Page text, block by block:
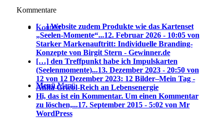
Kontakt
Menü Menü
Kommentare
[…] Website zudem Produkte wie das Kartenset
„Seelen-Momente“...12. Februar 2026 - 10:05 von
Starker Markenauftritt: Individuelle Branding-
Konzepte von Birgit Stern - Gewinner.de
[…] den Treffpunkt habe ich Impulskarten
(Seelenmomente)...13. Dezember 2023 - 20:50 von
12 von 12 Dezember 2023: 12 Bilder–Mein Tag -
Anita Griebl-Reich an Lebensenergie
Hi, das ist ein Kommentar. Um einen Kommentar
zu löschen,...17. September 2015 - 5:02 von Mr
WordPress